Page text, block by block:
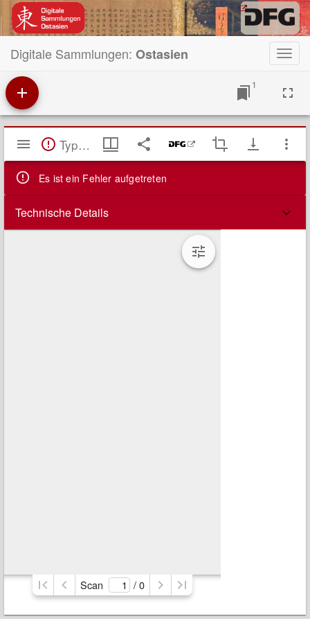
Digitale Sammlungen: Ostasien
1
Mirador
Viewer TypeError: Failed to fetch
Es ist ein Fehler aufgetreten
Technische Details
Scan / 0